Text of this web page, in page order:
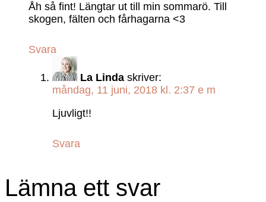
Åh så fint! Längtar ut till min sommarö. Till
skogen, fälten och fårhagarna <3
Svara
La Linda skriver:
måndag, 11 juni, 2018 kl. 2:37 e m
Ljuvligt!!
Svara
Lämna ett svar